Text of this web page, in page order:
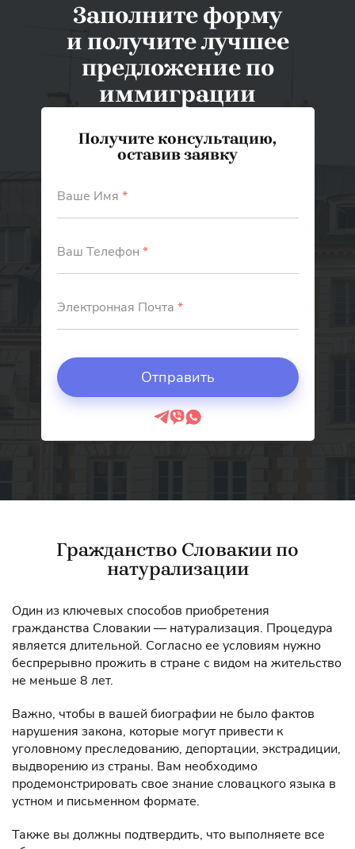
Заполните форму
и получите лучшее
предложение по
иммиграции
Получите консультацию,
оставив заявку
Ваше Имя *
Ваш Телефон *
Электронная Почта *
Гражданство Словакии по
натурализации
Один из ключевых способов приобретения
гражданства Словакии — натурализация. Процедура
является длительной. Согласно ее условиям нужно
беспрерывно прожить в стране с видом на жительство
не меньше 8 лет.
Важно, чтобы в вашей биографии не было фактов
нарушения закона, которые могут привести к
уголовному преследованию, депортации, экстрадиции,
выдворению из страны. Вам необходимо
продемонстрировать свое знание словацкого языка в
устном и письменном формате.
Также вы должны подтвердить, что выполняете все